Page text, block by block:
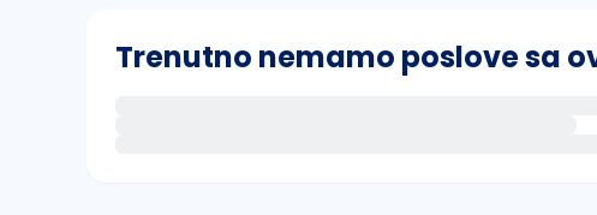
Trenutno nemamo poslove sa